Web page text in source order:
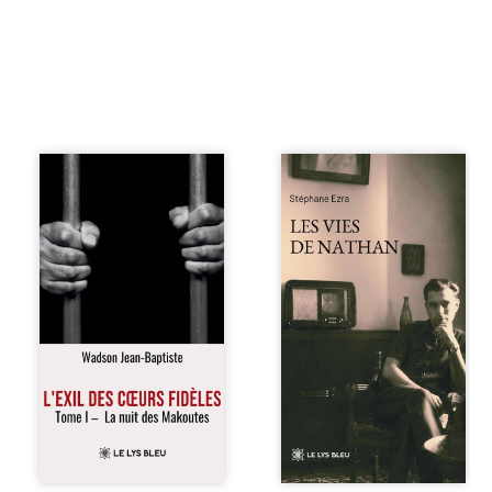
« Une nuit suffit
parfois pour briser
une famille… mais
certaines fidélités
traversent les
années. » Haïti,
sous la dictature
des Duvalier. La
peur s’étend
jusque dans les
villages les plus
reculés. À Bainet,
Jean-Joël Joli
mène une
avec sa famille.
Les vies de
Nathan est un
né en trois jours,
au printemps
2026. Pour la
première fois,
Stéphane Ezra,
médium, a pu
communiquer
avec son père,
disparu depuis
plus de vingt ans
et qu’il n’a jamais
connu. De ce
dialogue par-delà
la mort naissent